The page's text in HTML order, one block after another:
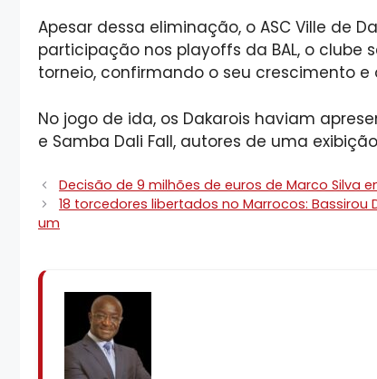
Apesar dessa eliminação, o ASC Ville de
participação nos playoffs da BAL, o
torneio, confirmando o seu crescimento
No jogo de ida, os Dakarois haviam
e Samba Dali Fall, autores de uma
Decisão de 9 milhões de euros de Marco Silva
18 torcedores libertados no Marrocos: Bassirou
um